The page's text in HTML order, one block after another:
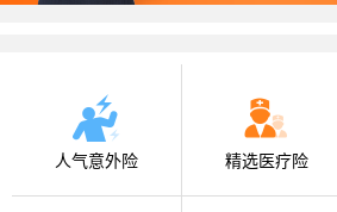
人气意外险 精选医疗险